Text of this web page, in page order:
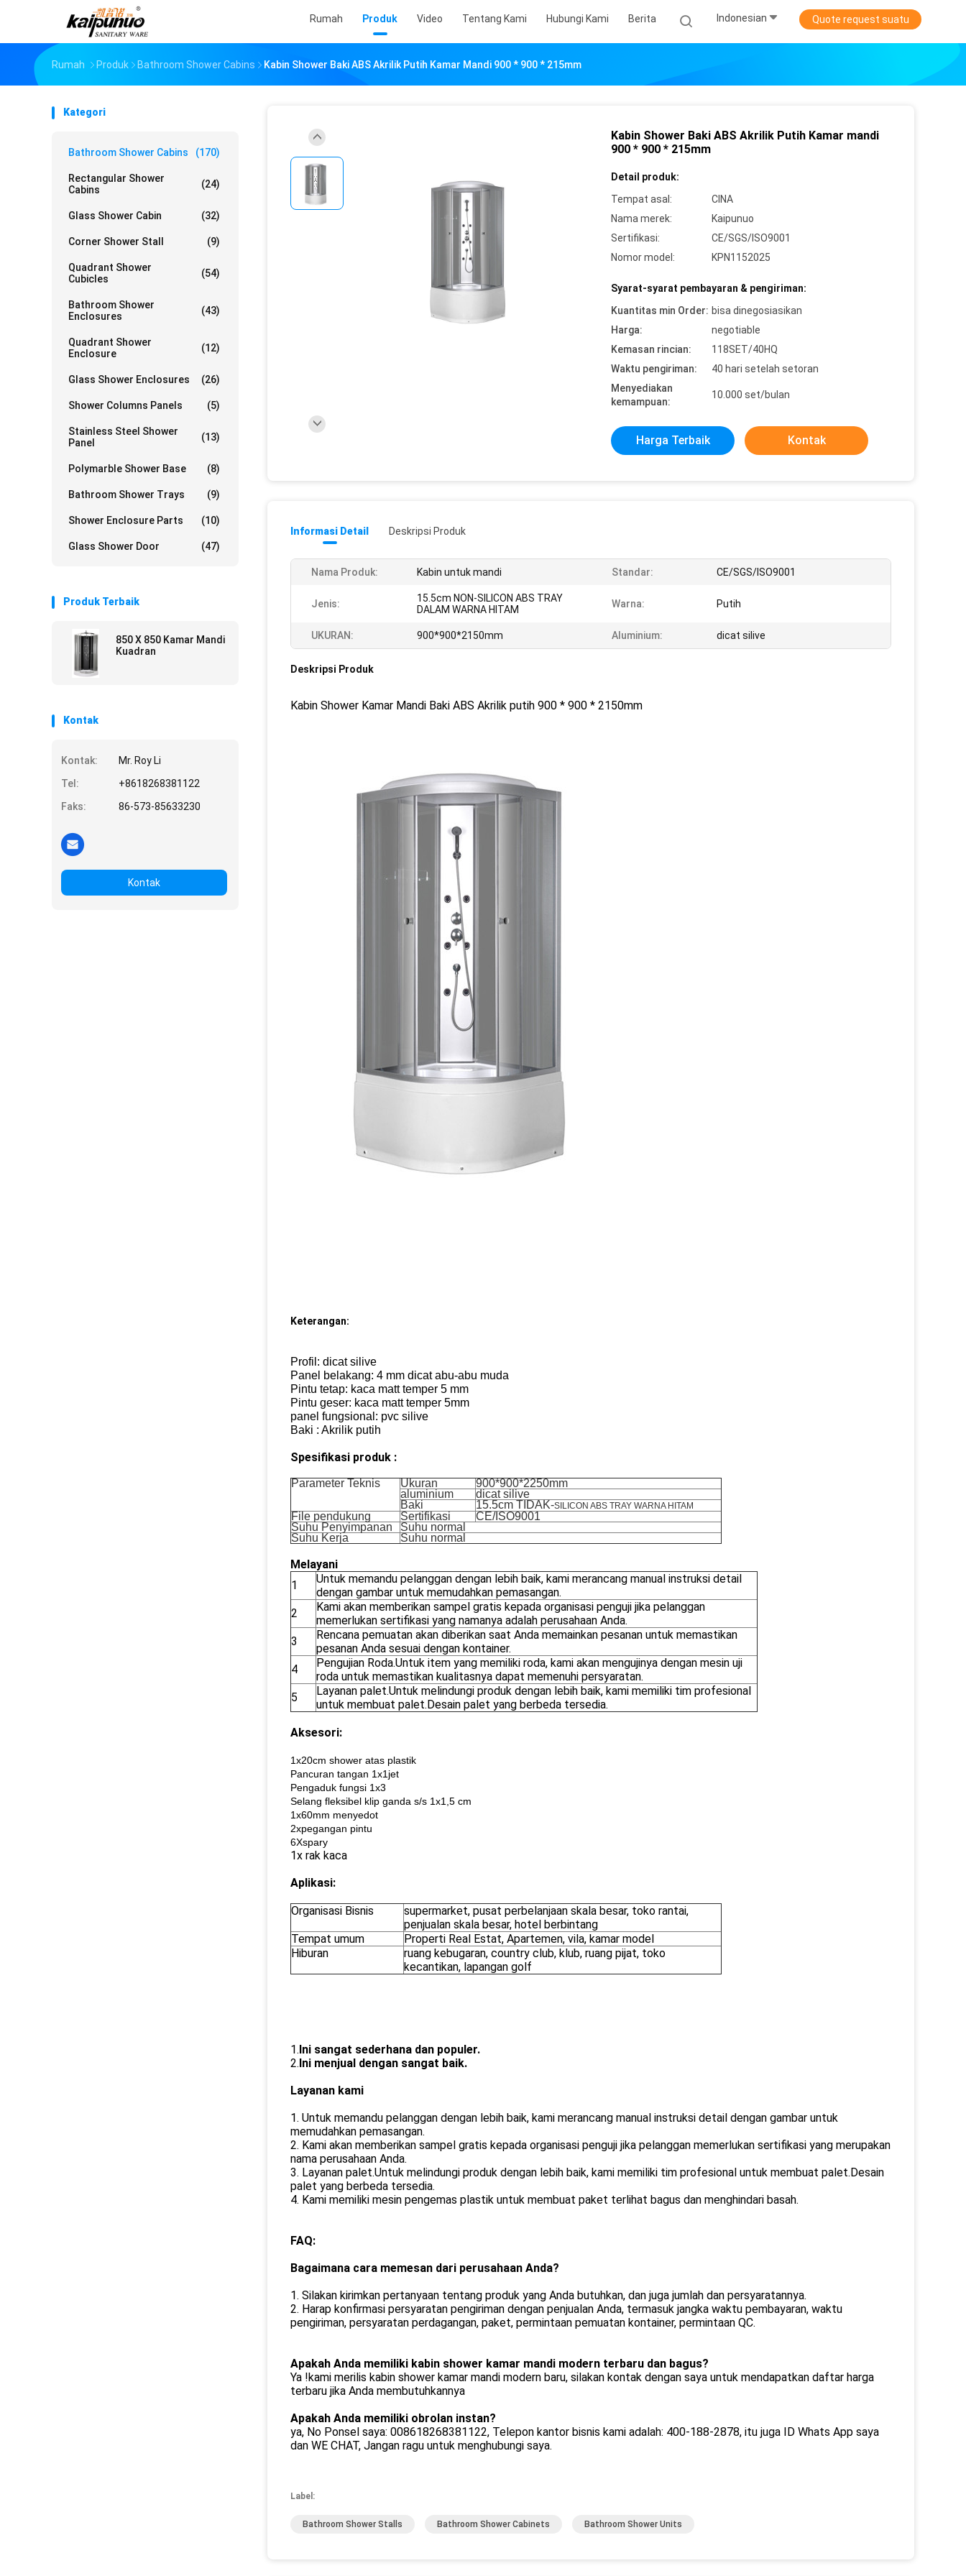
Rumah Produk Video Tentang Kami Hubungi Kami Berita Indonesian Quote request suatu
Rumah Produk Bathroom Shower Cabins Kabin Shower Baki ABS Akrilik Putih Kamar Mandi 900 * 900 * 215mm
Kategori
Bathroom Shower Cabins (170)
Rectangular Shower
Cabins
(24)
Glass Shower Cabin (32)
Corner Shower Stall (9)
Quadrant Shower
Cubicles
(54)
Bathroom Shower
Enclosures
(43)
Quadrant Shower
Enclosure
(12)
Glass Shower Enclosures (26)
Shower Columns Panels (5)
Stainless Steel Shower
Panel
(13)
Polymarble Shower Base (8)
Bathroom Shower Trays (9)
Shower Enclosure Parts (10)
Glass Shower Door (47)
Produk Terbaik
850 X 850 Kamar Mandi
Kuadran
Kontak
Kontak:
Mr. Roy Li
Tel:
+8618268381122
Faks:
86-573-85633230
Kontak
Kabin Shower Baki ABS Akrilik Putih Kamar mandi
900 * 900 * 215mm
Detail produk:
Tempat asal:
CINA
Nama merek:
Kaipunuo
Sertifikasi:
CE/SGS/ISO9001
Nomor model:
KPN1152025
Syarat-syarat pembayaran & pengiriman:
Kuantitas min Order: bisa dinegosiasikan
Harga:
negotiable
Kemasan rincian:
118SET/40HQ
Waktu pengiriman:
40 hari setelah setoran
Menyediakan
kemampuan:
10.000 set/bulan
Harga Terbaik Kontak
Informasi Detail Deskripsi Produk
Nama Produk: Kabin untuk mandi Standar: CE/SGS/ISO9001
Jenis:
15.5cm NON-SILICON ABS TRAY
DALAM WARNA HITAM
Warna: Putih
UKURAN: 900*900*2150mm Aluminium: dicat silive
Deskripsi Produk
Kabin Shower Kamar Mandi Baki ABS Akrilik putih 900 * 900 * 2150mm
Keterangan:
Profil: dicat silive
Panel belakang: 4 mm dicat abu-abu muda
Pintu tetap: kaca matt temper 5 mm
Pintu geser: kaca matt temper 5mm
panel fungsional: pvc silive
Baki : Akrilik putih
Spesifikasi produk :
Parameter Teknis Ukuran
900*900*2250mm
aluminium
dicat silive
Baki
15.5cm TIDAK-SILICON ABS TRAY WARNA HITAM
File pendukung Sertifikasi
CE/ISO9001
Suhu Penyimpanan
Suhu normal
Suhu Kerja
Suhu normal
Melayani
1
Untuk memandu pelanggan dengan lebih baik, kami merancang manual instruksi detail
dengan gambar untuk memudahkan pemasangan.
2
Kami akan memberikan sampel gratis kepada organisasi penguji jika pelanggan
memerlukan sertifikasi yang namanya adalah perusahaan Anda.
3
Rencana pemuatan akan diberikan saat Anda memainkan pesanan untuk memastikan
pesanan Anda sesuai dengan kontainer.
4
Pengujian Roda.Untuk item yang memiliki roda, kami akan mengujinya dengan mesin uji
roda untuk memastikan kualitasnya dapat memenuhi persyaratan.
5
Layanan palet.Untuk melindungi produk dengan lebih baik, kami memiliki tim profesional
untuk membuat palet.Desain palet yang berbeda tersedia.
Aksesori:
1x20cm shower atas plastik
Pancuran tangan 1x1jet
Pengaduk fungsi 1x3
Selang fleksibel klip ganda s/s 1x1,5 cm
1x60mm menyedot
2xpegangan pintu
6Xspary
1x rak kaca
Aplikasi:
Organisasi Bisnis
supermarket, pusat perbelanjaan skala besar, toko rantai,
penjualan skala besar, hotel berbintang
Tempat umum
Properti Real Estat, Apartemen, vila, kamar model
Hiburan
ruang kebugaran, country club, klub, ruang pijat, toko
kecantikan, lapangan golf
1.Ini sangat sederhana dan populer.
2.Ini menjual dengan sangat baik.
Layanan kami
1. Untuk memandu pelanggan dengan lebih baik, kami merancang manual instruksi detail dengan gambar untuk
memudahkan pemasangan.
2. Kami akan memberikan sampel gratis kepada organisasi penguji jika pelanggan memerlukan sertifikasi yang merupakan
nama perusahaan Anda.
3. Layanan palet.Untuk melindungi produk dengan lebih baik, kami memiliki tim profesional untuk membuat palet.Desain
palet yang berbeda tersedia.
4. Kami memiliki mesin pengemas plastik untuk membuat paket terlihat bagus dan menghindari basah.
FAQ:
Bagaimana cara memesan dari perusahaan Anda?
1. Silakan kirimkan pertanyaan tentang produk yang Anda butuhkan, dan juga jumlah dan persyaratannya.
2. Harap konfirmasi persyaratan pengiriman dengan penjualan Anda, termasuk jangka waktu pembayaran, waktu
pengiriman, persyaratan perdagangan, paket, permintaan pemuatan kontainer, permintaan QC.
Apakah Anda memiliki kabin shower kamar mandi modern terbaru dan bagus?
Ya !kami merilis kabin shower kamar mandi modern baru, silakan kontak dengan saya untuk mendapatkan daftar harga
terbaru jika Anda membutuhkannya
Apakah Anda memiliki obrolan instan?
ya, No Ponsel saya: 008618268381122, Telepon kantor bisnis kami adalah: 400-188-2878, itu juga ID Whats App saya
dan WE CHAT, Jangan ragu untuk menghubungi saya.
Label:
Bathroom Shower Stalls Bathroom Shower Cabinets Bathroom Shower Units